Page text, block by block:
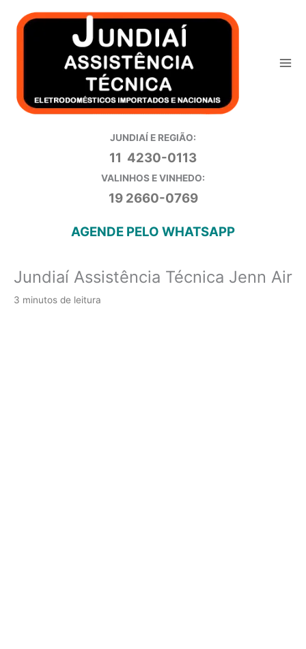
para
JUNDIAÍ E REGIÃO:
11 4230-0113
VALINHOS E VINHEDO:
19 2660-0769
AGENDE PELO WHATSAPP
Jundiaí Assistência Técnica Jenn Air
3 minutos de leitura